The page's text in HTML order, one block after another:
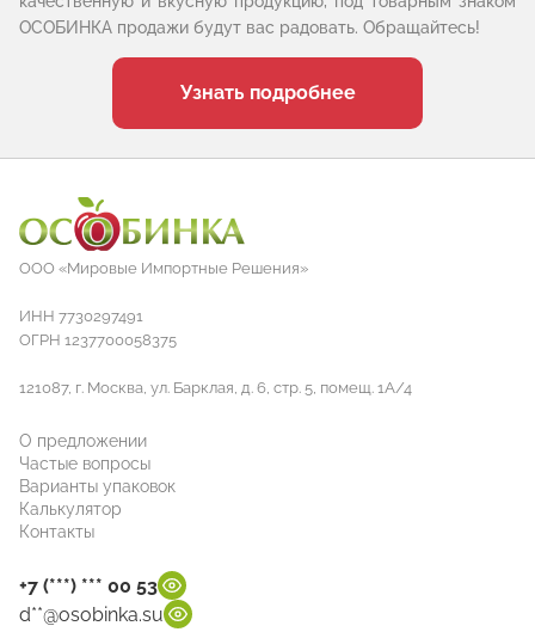
ОСОБИНКА продажи будут вас радовать. Обращайтесь!
Узнать подробнее
ООО «Мировые Импортные Решения»
ИНН 7730297491
ОГРН 1237700058375
121087, г. Москва, ул. Барклая, д. 6, стр. 5, помещ. 1А/4
О предложении
Частые вопросы
Варианты упаковок
Калькулятор
Контакты
+7 (***) *** 00 53
d**@osobinka.su